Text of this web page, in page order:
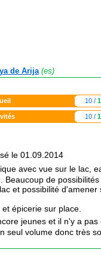
de Arija (es)
10 /
10 /
le 01.09.2014
avec vue sur le lac,
de
et possibilité d'amener
épicerie sur place.
jeunes et il n'y a
seul volume donc très